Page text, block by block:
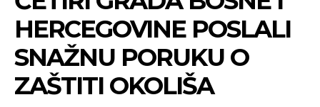
HERCEGOVINE POSLALI
SNAŽNU PORUKU O
ZAŠTITI OKOLIŠA